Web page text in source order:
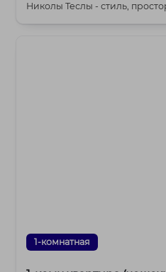
Николы Теслы - стиль,
1-комнатная